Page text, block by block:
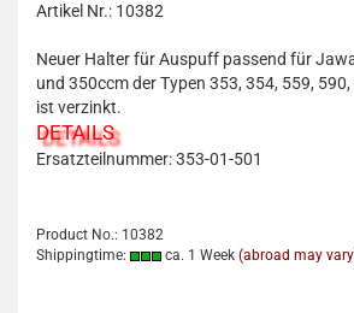
Artikel Nr.: 10382
Neuer Halter für Auspuff passend für
und 350ccm der Typen 353, 354, 559,
ist verzinkt.
DETAILS
Ersatzteilnummer: 353-01-501
Product No.: 10382
Shippingtime:
ca. 1 Week (abroad may